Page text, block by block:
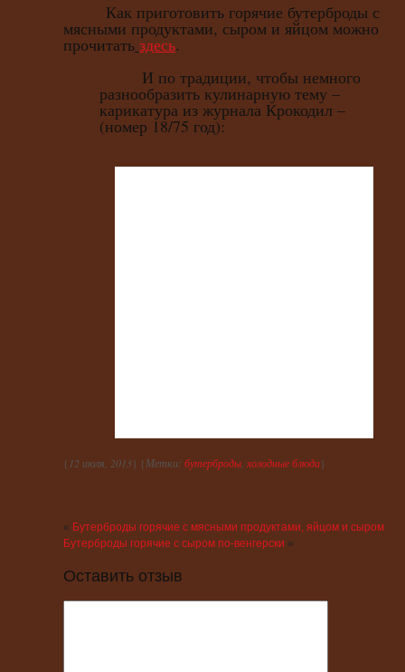
Как приготовить горячие бутерброды с
мясными продуктами, сыром и яйцом можно
прочитать здесь.
И по традиции, чтобы немного
разнообразить кулинарную тему –
карикатура из журнала Крокодил –
(номер 18/75 год):
{ 12 июля, 2013} {Метки: бутерброды холодные блюда}
« Бутерброды горячие с мясными продуктами, яйцом и сыром
Бутерброды горячие с сыром по-венгерски »
Оставить отзыв